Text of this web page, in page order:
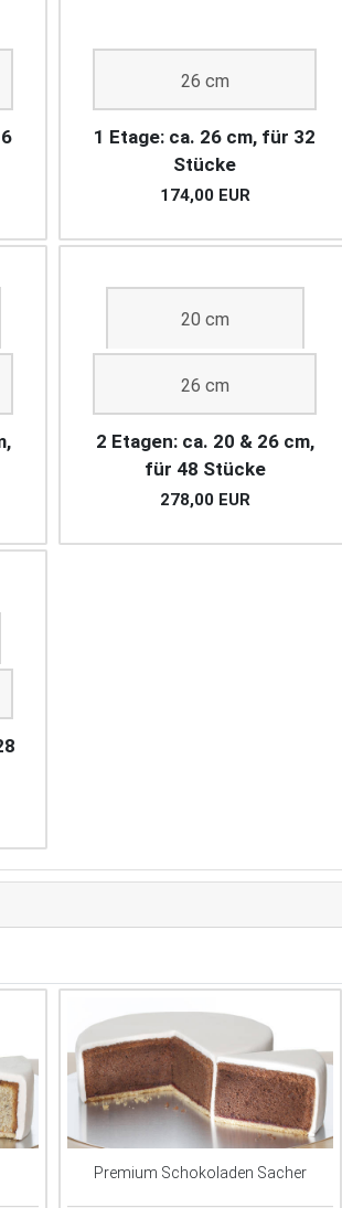
26 cm
1 Etage: ca. 26 cm, für 32
Stücke
174,00 EUR
20 cm
26 cm
2 Etagen: ca. 20 & 26 cm,
für 48 Stücke
278,00 EUR
Premium Schokoladen Sacher